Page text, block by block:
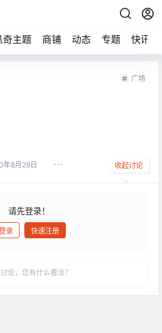
奇主题 商铺 动态 专题 快讯
广场
年8月29日 收起讨论
请先登录！
录 快速注册
论，您有什么看法？